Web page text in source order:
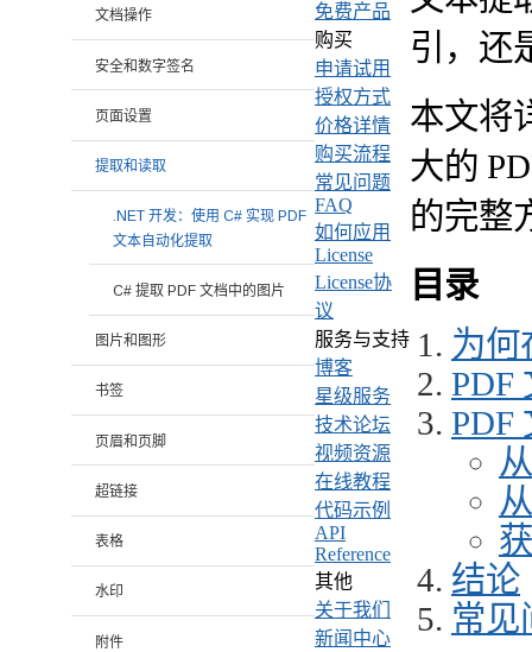
引，还
本文将
大的
的完整
目录
为何
PDF
PDF
结论
常见
文档操作
安全和数字签名
页面设置
提取和读取
.NET 开发：使用 C# 实现 PDF
文本自动化提取
C# 提取 PDF 文档中的图片
图片和图形
书签
页眉和页脚
超链接
表格
水印
附件
免费产品
购买
申请试用
授权方式
价格详情
购买流程
常见问题
FAQ
如何应用
License
License协
议
服务与支持
博客
星级服务
技术论坛
视频资源
在线教程
代码示例
API
Reference
其他
关于我们
新闻中心